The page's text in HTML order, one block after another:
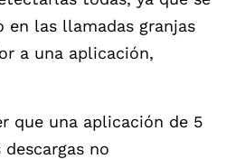
en las llamadas granjas
a una aplicación,
que una aplicación de 5
no